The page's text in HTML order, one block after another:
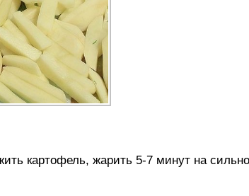
картофель, жарить 5-7 минут на